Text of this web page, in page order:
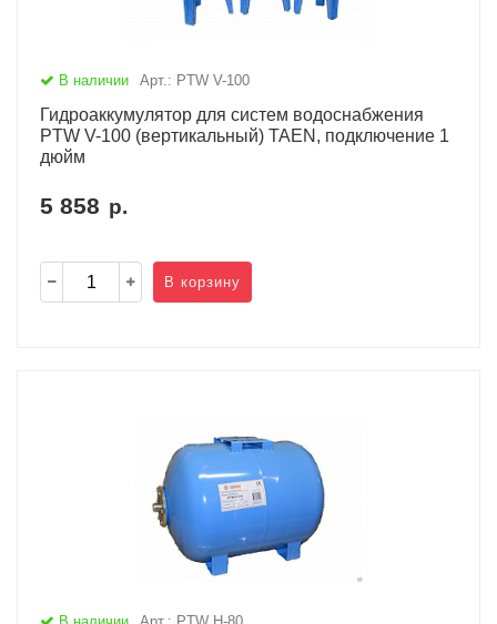
В наличии Арт.: PTW V-100
Гидроаккумулятор для систем водоснабжения
PTW V-100 (вертикальный) TAEN, подключение 1
дюйм
5 858 р.
В корзину